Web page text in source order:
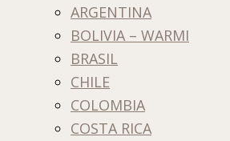
ARGENTINA
BOLIVIA – WARMI
BRASIL
CHILE
COLOMBIA
COSTA RICA